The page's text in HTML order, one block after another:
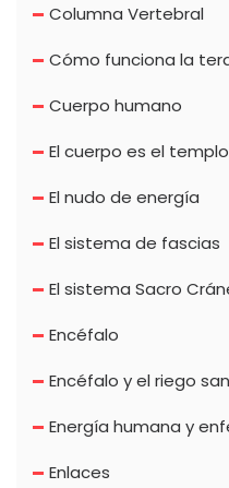
Columna Vertebral
Cómo funciona la
Cuerpo humano
El cuerpo es el
El nudo de energía
El sistema de fascias
El sistema Sacro
Encéfalo
Encéfalo y el riego
Energía humana y
Enlaces